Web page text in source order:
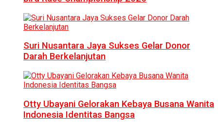
Suri Nusantara Jaya Sukses Gelar Donor
Darah Berkelanjutan
Otty Ubayani Gelorakan Kebaya Busana Wanita
Indonesia Identitas Bangsa